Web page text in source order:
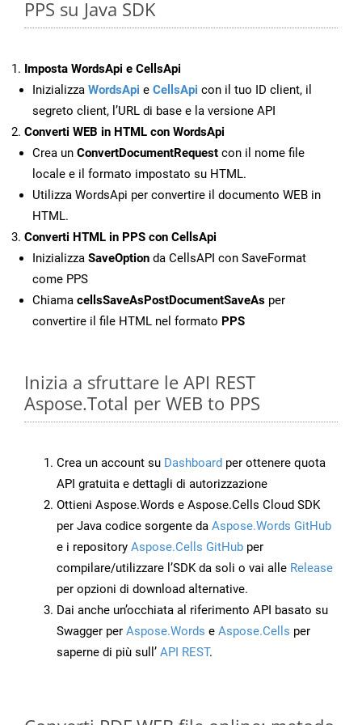
PPS su Java SDK
Imposta WordsApi e CellsApi
Inizializza WordsApi e CellsApi con il tuo ID client, il
segreto client, l’URL di base e la versione API
Converti WEB in HTML con WordsApi
Crea un ConvertDocumentRequest con il nome file
locale e il formato impostato su HTML.
Utilizza WordsApi per convertire il documento WEB in
HTML.
Converti HTML in PPS con CellsApi
Inizializza SaveOption da CellsAPI con SaveFormat
come PPS
Chiama cellsSaveAsPostDocumentSaveAs per
convertire il file HTML nel formato PPS
Inizia a sfruttare le API REST
Aspose.Total per WEB to PPS
Crea un account su Dashboard per ottenere quota
API gratuita e dettagli di autorizzazione
Ottieni Aspose.Words e Aspose.Cells Cloud SDK
per Java codice sorgente da Aspose.Words GitHub
e i repository Aspose.Cells GitHub per
compilare/utilizzare l’SDK da soli o vai alle Release
per opzioni di download alternative.
Dai anche un’occhiata al riferimento API basato su
Swagger per Aspose.Words e Aspose.Cells per
saperne di più sull’ API REST.